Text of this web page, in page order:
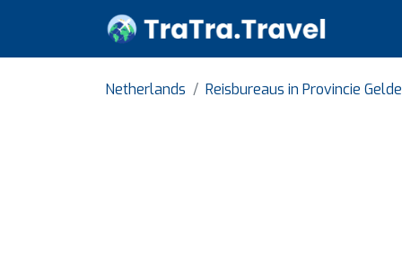
Netherlands Reisbureaus in Provincie